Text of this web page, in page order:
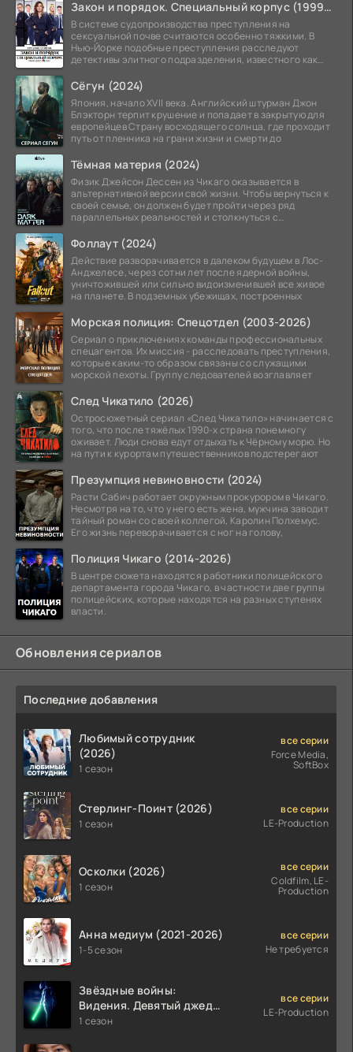
Закон и порядок. Специальный корпус (1999-2026)
В системе судопроизводства преступления на
сексуальной почве считаются особенно тяжкими. В
Нью-Йорке подобные преступления расследуют
детективы элитного подразделения, известного как
Сёгун (2024)
Япония, начало XVII века. Английский штурман Джон
Блэкторн терпит крушение и попадает в закрытую для
европейцев Страну восходящего солнца, где проходит
путь от пленника на грани жизни и смерти до
Тёмная материя (2024)
Физик Джейсон Дессен из Чикаго оказывается в
альтернативной версии свой жизни. Чтобы вернуться к
своей семье, он должен будет пройти через ряд
параллельных реальностей и столкнуться с
Фоллаут (2024)
Действие разворачивается в далеком будущем в Лос-
Анджелесе, через сотни лет после ядерной войны,
уничтожившей или сильно видоизменившей все живое
на планете. В подземных убежищах, построенных
Морская полиция: Спецотдел (2003-2026)
Сериал о приключениях команды профессиональных
спецагентов. Их миссия - расследовать преступления,
которые каким-то образом связаны со служащими
морской пехоты. Группу следователей возглавляет
След Чикатило (2026)
Остросюжетный сериал «След Чикатило» начинается с
того, что после тяжёлых 1990-х страна понемногу
оживает. Люди снова едут отдыхать к Чёрному морю. Но
на пути к курортам путешественников подстерегают
Презумпция невиновности (2024)
Расти Сабич работает окружным прокурором в Чикаго.
Несмотря на то, что у него есть жена, мужчина заводит
тайный роман со своей коллегой, Каролин Полхемус.
Его жизнь переворачивается с ног на голову,
Полиция Чикаго (2014-2026)
В центре сюжета находятся работники полицейского
департамента города Чикаго, в частности две группы
полицейских, которые находятся на разных ступенях
власти.
Обновления сериалов
Последние добавления
Любимый сотрудник
(2026)
1 сезон
все серии
Force Media,
SoftBox
Стерлинг-Поинт (2026)
1 сезон
все серии
LE-Production
Осколки (2026)
1 сезон
все серии
Coldfilm, LE-
Production
Анна медиум (2021-2026)
1-5 сезон
все серии
Не требуется
Звёздные войны:
Видения. Девятый джедай
(2026)
1 сезон
все серии
LE-Production